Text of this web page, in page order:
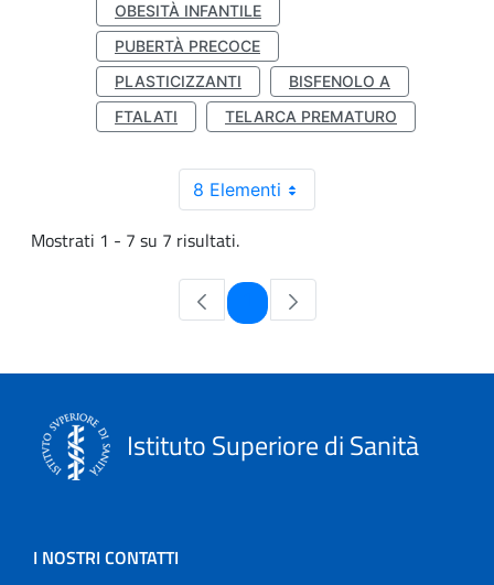
OBESITÀ INFANTILE
PUBERTÀ PRECOCE
PLASTICIZZANTI
BISFENOLO A
FTALATI
TELARCA PREMATURO
8 Elementi
Mostrati 1 - 7 su 7 risultati.
Pagina
Istituto Superiore di Sanità
I NOSTRI CONTATTI